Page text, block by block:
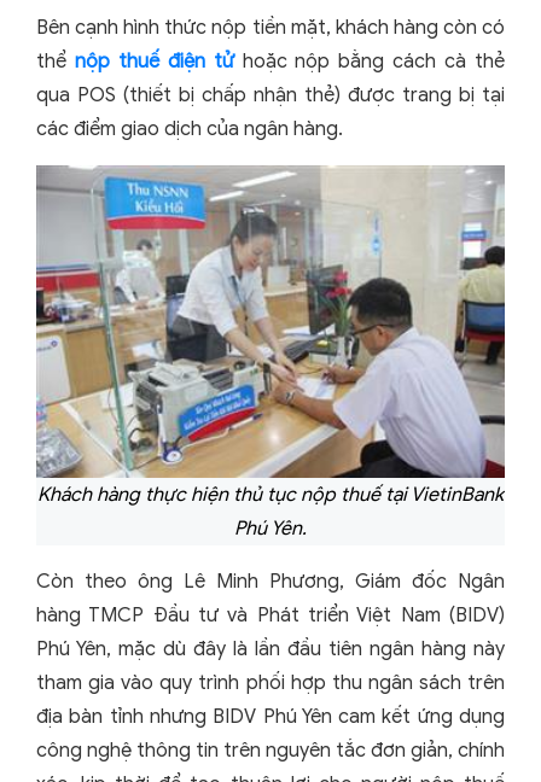
Bên cạnh hình thức nộp tiền mặt, khách hàng còn có
thể nộp thuế điện tửhoặc nộp bằng cách cà thẻ
qua POS (thiết bị chấp nhận thẻ) được trang bị tại
các điểm giao dịch của ngân hàng.
Khách hàng thực hiện thủ tục nộp thuế tại VietinBank
Phú Yên.
Còn theo ông Lê Minh Phương, Giám đốc Ngân
hàng TMCP Đầu tư và Phát triển Việt Nam (BIDV)
Phú Yên, mặc dù đây là lần đầu tiên ngân hàng này
tham gia vào quy trình phối hợp thu ngân sách trên
địa bàn tỉnh nhưng BIDV Phú Yên cam kết ứng dụng
công nghệ thông tin trên nguyên tắc đơn giản, chính